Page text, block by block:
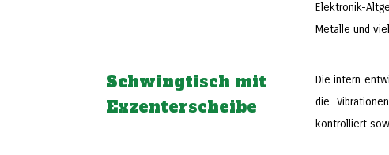
Elektronik-
Metalle und
Schwingtisch mit
Exzenterscheibe
Die intern
die
kontrolliert